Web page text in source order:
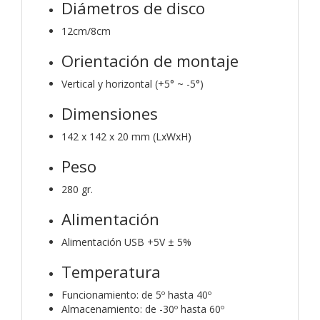
Diámetros de disco
12cm/8cm
Orientación de montaje
Vertical y horizontal (+5° ~ -5°)
Dimensiones
142 x 142 x 20 mm (LxWxH)
Peso
280 gr.
Alimentación
Alimentación USB +5V ± 5%
Temperatura
Funcionamiento: de 5º hasta 40º
Almacenamiento: de -30º hasta 60º